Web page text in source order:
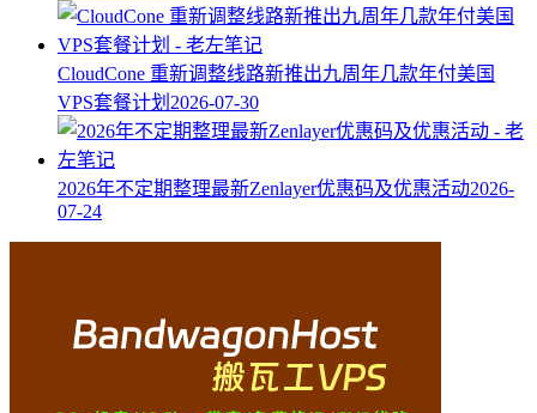
CloudCone 重新调整线路新推出九周年几款年付美国
VPS套餐计划 2026-07-30
2026年不定期整理最新Zenlayer优惠码及优惠活动2026-
07-24